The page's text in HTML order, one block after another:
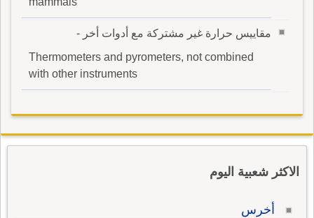
مقاييس حرارة غير مشتركة مع أدوات أخر -
Thermometers and pyrometers, not combined
with other instruments
الاكثر شعبية اليوم
أخرس